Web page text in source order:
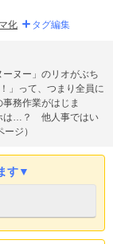
化 タグ編集
ヌー」のリオがぶち
」って、つまり全員に
務作業がはじま
は…？ 他人事ではい
ジ）
す▼